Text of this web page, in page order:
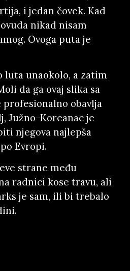
i jedan čovek. Kad
nikad nisam
Ovoga puta je
luta unaokolo, a zatim
da ga ovaj slika sa
profesionalno obavlja
Južno-Koreanac je
njegova najlepša
Evropi.
strane među
radnici kose travu, ali
je sam, ili bi trebalo